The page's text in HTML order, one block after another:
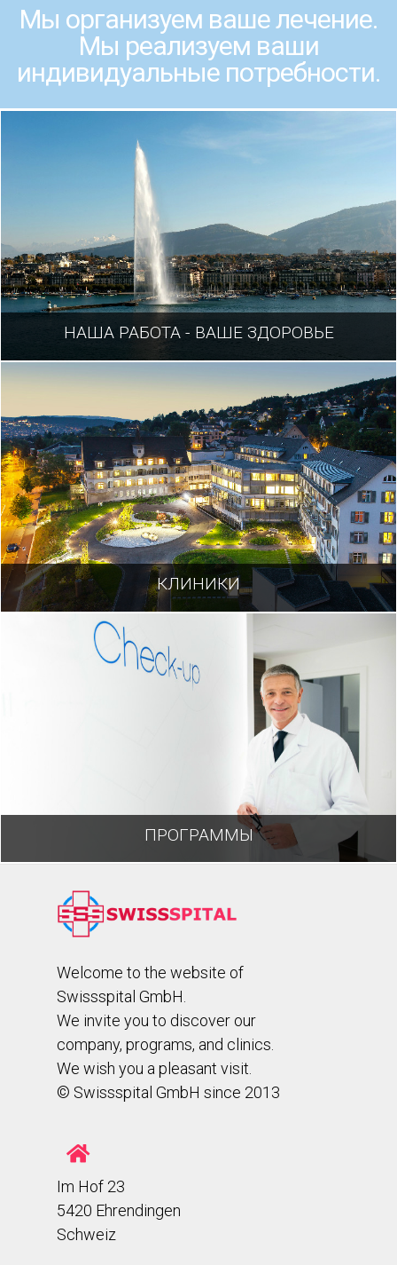
Мы организуем ваше лечение.
Мы реализуем ваши
индивидуальные потребности.
НАША РАБОТА - ВАШЕ ЗДОРОВЬЕ
КЛИНИКИ
ПРОГРАММЫ
Welcome to the website of
Swissspital GmbH.
We invite you to discover our
company, programs, and clinics.
We wish you a pleasant visit.
© Swissspital GmbH since 2013
Im Hof 23
5420 Ehrendingen
Schweiz